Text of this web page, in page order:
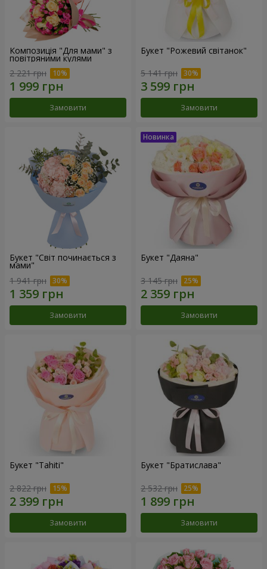
Композиція "Для мами" з
повітряними кулями
2 221 грн
Замовити
Букет "Рожевий світанок"
5 141 грн
Замовити
Букет "Світ починається з
мами"
1 941 грн
Замовити
Букет "Даяна"
3 145 грн
Замовити
Букет "Tahiti"
2 822 грн
Замовити
Букет "Братислава"
2 532 грн
Замовити